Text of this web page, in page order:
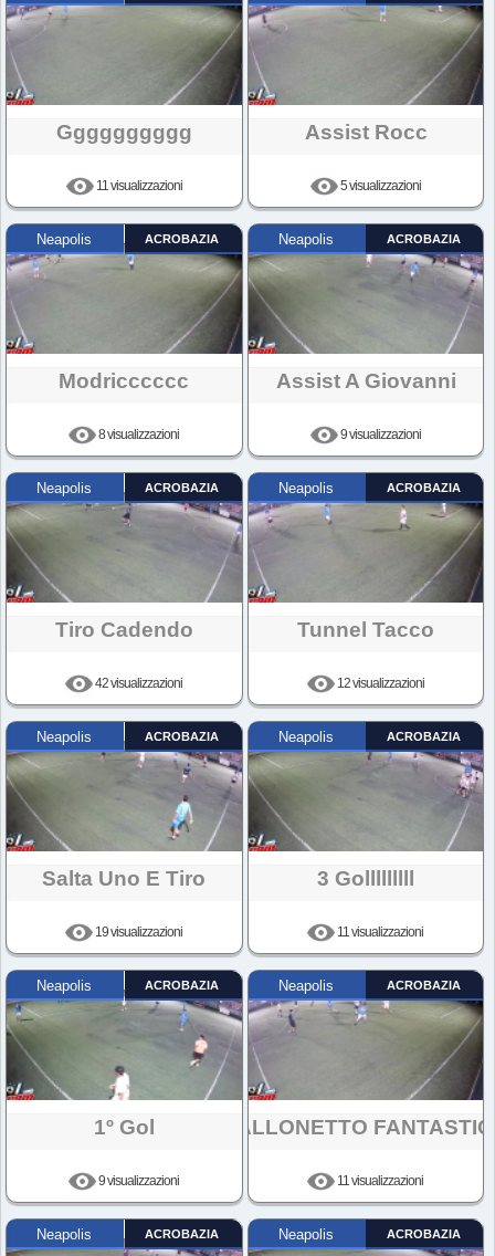
Gggggggggg
11 visualizzazioni
Assist Rocc
5 visualizzazioni
Neapolis ACROBAZIA
Modricccccc
8 visualizzazioni
Neapolis ACROBAZIA
Assist A Giovanni
9 visualizzazioni
Neapolis ACROBAZIA
Tiro Cadendo
42 visualizzazioni
Neapolis ACROBAZIA
Tunnel Tacco
12 visualizzazioni
Neapolis ACROBAZIA
Salta Uno E Tiro
19 visualizzazioni
Neapolis ACROBAZIA
3 Golllllllll
11 visualizzazioni
Neapolis ACROBAZIA
1º Gol
9 visualizzazioni
Neapolis ACROBAZIA
PALLONETTO
11 visualizzazioni
Neapolis ACROBAZIA Neapolis ACROBAZIA